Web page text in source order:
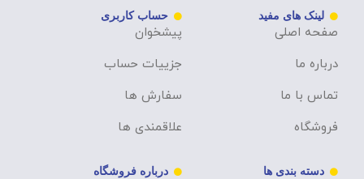
لینک های مفید
صفحه اصلی
درباره ما
تماس با ما
فروشگاه
حساب کاربری
پیشخوان
جزییات حساب
سفارش ها
علاقمندی ها
دسته بندی ها درباره فروشگاه